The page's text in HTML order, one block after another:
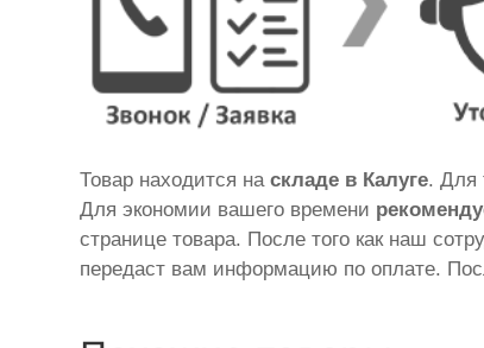
Товар находится наскладе в Калуге. Для
Для экономии вашего времени
странице товара. После того как наш
передаст вам информацию по оплате.